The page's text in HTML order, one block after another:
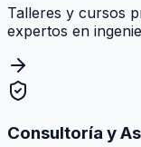
Talleres y cursos
expertos en
Consultoría y